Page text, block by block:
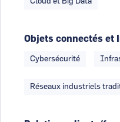
Objets connectés et
Cybersécurité
Réseaux industriels